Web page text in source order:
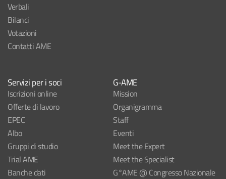
Verbali
Bilanci
Votazioni
Contatti AME
Servizi per i soci
Iscrizioni online
Offerte di lavoro
EPEC
Albo
Gruppi di studio
Trial AME
Banche dati
G-AME
Mission
Organigramma
Staff
Eventi
Meet the Expert
Meet the Specialist
G°AME @ Congresso Nazionale